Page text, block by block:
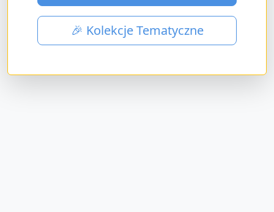
🎉 Kolekcje Tematyczne